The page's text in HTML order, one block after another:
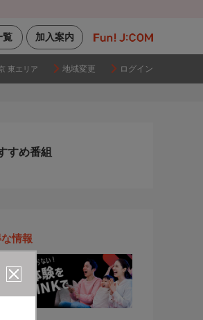
加入案内
覧
東エリア 地域変更 ログイン
すめ番組
情報